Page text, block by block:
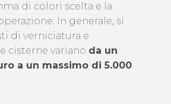
di colori scelta e la
In generale, si
di verniciatura e
cisterne variano da un
a un massimo di 5.000